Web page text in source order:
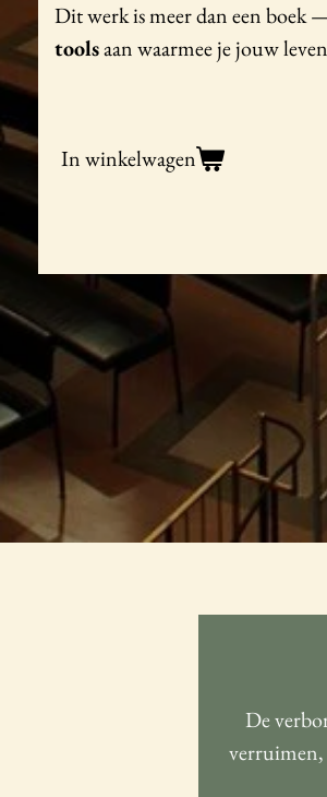
Dit werk is meer dan een boek
toolsaan waarmee je jouw
In winkelwagen
De
verruimen,